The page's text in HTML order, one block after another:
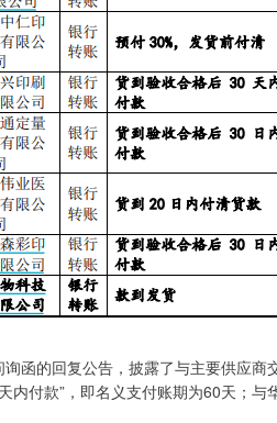
的回复公告，披露了与主要供应商
内付款”，即名义支付账期为60天；